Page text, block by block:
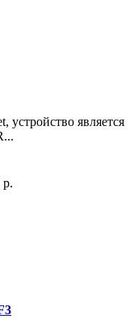
устройство является
р.